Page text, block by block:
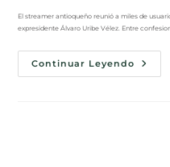
El streamer antioqueño reunió a miles de
expresidente Álvaro Uribe Vélez. Entre
Continuar Leyendo